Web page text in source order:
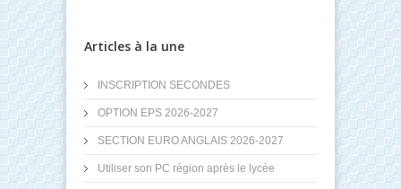
Articles à la une
INSCRIPTION SECONDES
OPTION EPS 2026-2027
SECTION EURO ANGLAIS 2026-2027
Utiliser son PC région après le lycée